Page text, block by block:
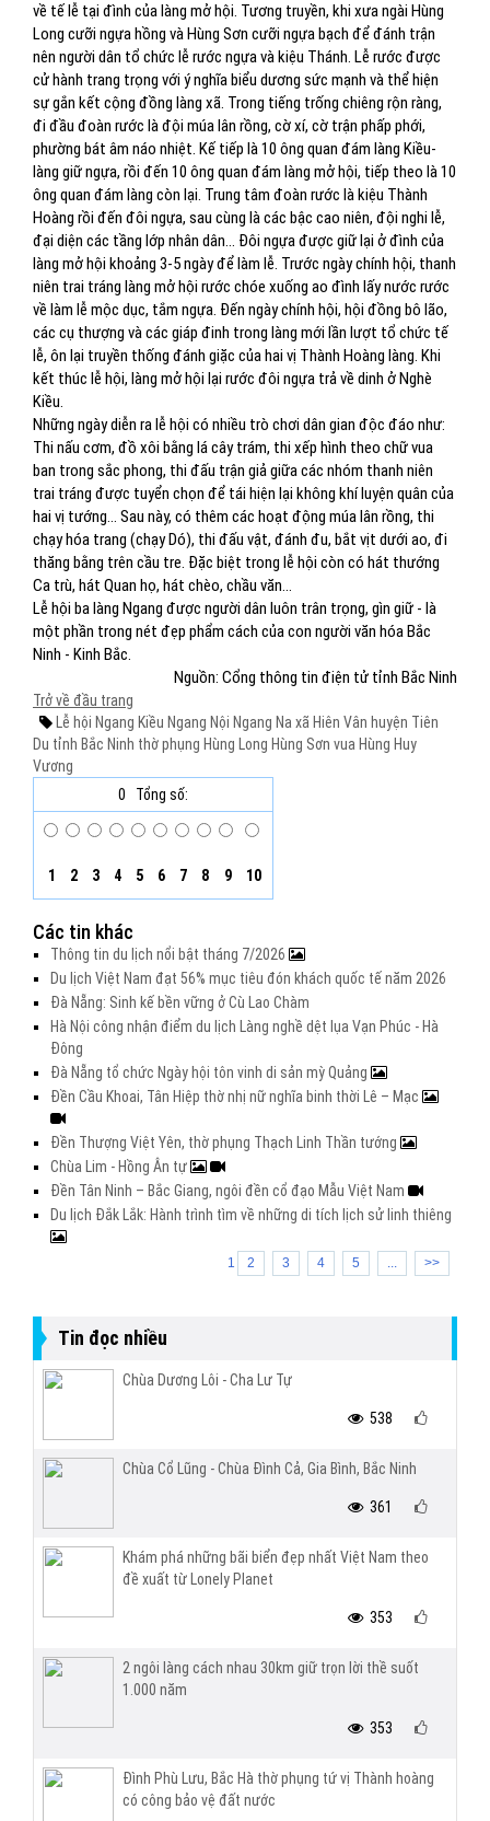
về tế lễ tại đình của làng mở hội. Tương truyền, khi xưa ngài Hùng
Long cưỡi ngựa hồng và Hùng Sơn cưỡi ngựa bạch để đánh trận
nên người dân tổ chức lễ rước ngựa và kiệu Thánh. Lễ rước được
cử hành trang trọng với ý nghĩa biểu dương sức mạnh và thể hiện
sự gắn kết cộng đồng làng xã. Trong tiếng trống chiêng rộn ràng,
đi đầu đoàn rước là đội múa lân rồng, cờ xí, cờ trận phấp phới,
phường bát âm náo nhiệt. Kế tiếp là 10 ông quan đám làng Kiều-
làng giữ ngựa, rồi đến 10 ông quan đám làng mở hội, tiếp theo là 10
ông quan đám làng còn lại. Trung tâm đoàn rước là kiệu Thành
Hoàng rồi đến đôi ngựa, sau cùng là các bậc cao niên, đội nghi lễ,
đại diện các tầng lớp nhân dân... Đôi ngựa được giữ lại ở đình của
làng mở hội khoảng 3-5 ngày để làm lễ. Trước ngày chính hội, thanh
niên trai tráng làng mở hội rước chóe xuống ao đình lấy nước rước
về làm lễ mộc dục, tắm ngựa. Đến ngày chính hội, hội đồng bô lão,
các cụ thượng và các giáp đinh trong làng mới lần lượt tổ chức tế
lễ, ôn lại truyền thống đánh giặc của hai vị Thành Hoàng làng. Khi
kết thúc lễ hội, làng mở hội lại rước đôi ngựa trả về dinh ở Nghè
Kiều.
Những ngày diễn ra lễ hội có nhiều trò chơi dân gian độc đáo như:
Thi nấu cơm, đồ xôi bằng lá cây trám, thi xếp hình theo chữ vua
ban trong sắc phong, thi đấu trận giả giữa các nhóm thanh niên
trai tráng được tuyển chọn để tái hiện lại không khí luyện quân của
hai vị tướng... Sau này, có thêm các hoạt động múa lân rồng, thi
chạy hóa trang (chạy Dó), thi đấu vật, đánh đu, bắt vịt dưới ao, đi
thăng bằng trên cầu tre. Đặc biệt trong lễ hội còn có hát thướng
Ca trù, hát Quan họ, hát chèo, chầu văn...
Lễ hội ba làng Ngang được người dân luôn trân trọng, gìn giữ - là
một phần trong nét đẹp phẩm cách của con người văn hóa Bắc
Ninh - Kinh Bắc.
Nguồn: Cổng thông tin điện tử tỉnh Bắc Ninh
Trở về đầu trang
Lễ hội Ngang Kiều Ngang Nội Ngang Na xã Hiên Vân huyện Tiên
Du tỉnh Bắc Ninh thờ phụng Hùng Long Hùng Sơn vua Hùng Huy
Vương
0
Tổng số:
1 2 3 4 5 6 7 8 9 10
Các tin khác
Thông tin du lịch nổi bật tháng 7/2026
Du lịch Việt Nam đạt 56% mục tiêu đón khách quốc tế năm 2026
Đà Nẵng: Sinh kế bền vững ở Cù Lao Chàm
Hà Nội công nhận điểm du lịch Làng nghề dệt lụa Vạn Phúc - Hà
Đông
Đà Nẵng tổ chức Ngày hội tôn vinh di sản mỳ Quảng
Đền Cầu Khoai, Tân Hiệp thờ nhị nữ nghĩa binh thời Lê – Mạc
Đền Thượng Việt Yên, thờ phụng Thạch Linh Thần tướng
Chùa Lim - Hồng Ân tự
Đền Tân Ninh – Bắc Giang, ngôi đền cổ đạo Mẫu Việt Nam
Du lịch Đắk Lắk: Hành trình tìm về những di tích lịch sử linh thiêng
1 2 3 4 5 ... >>
Tin đọc nhiều
Chùa Dương Lôi - Cha Lư Tự
538
Chùa Cổ Lũng - Chùa Đình Cả, Gia Bình, Bắc Ninh
361
Khám phá những bãi biển đẹp nhất Việt Nam theo
đề xuất từ Lonely Planet
353
2 ngôi làng cách nhau 30km giữ trọn lời thề suốt
1.000 năm
353
Đình Phù Lưu, Bắc Hà thờ phụng tứ vị Thành hoàng
có công bảo vệ đất nước